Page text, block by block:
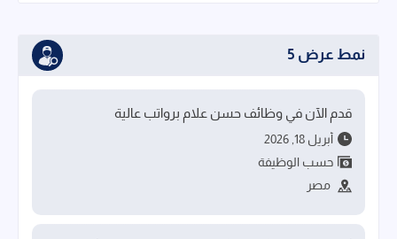
نمط عرض 5
قدم الآن في وظائف حسن علام برواتب عالية
أبريل 18, 2026
حسب الوظيفة
مصر